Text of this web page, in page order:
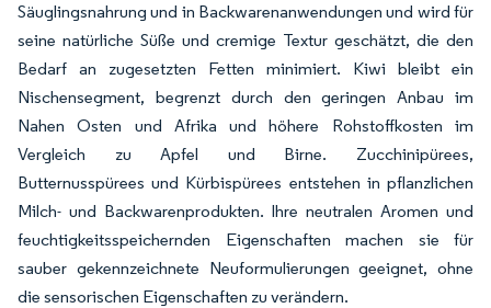
Säuglingsnahrung und in Backwarenanwendungen und wird für
seine natürliche Süße und cremige Textur geschätzt, die den
Bedarf an zugesetzten Fetten minimiert. Kiwi bleibt ein
Nischensegment, begrenzt durch den geringen Anbau im
Nahen Osten und Afrika und höhere Rohstoffkosten im
Vergleich zu Apfel und Birne. Zucchinipürees,
Butternusspürees und Kürbispürees entstehen in pflanzlichen
Milch- und Backwarenprodukten. Ihre neutralen Aromen und
feuchtigkeitsspeichernden Eigenschaften machen sie für
sauber gekennzeichnete Neuformulierungen geeignet, ohne
die sensorischen Eigenschaften zu verändern.